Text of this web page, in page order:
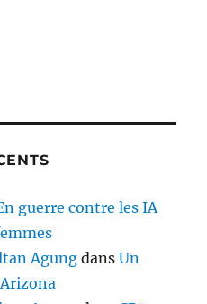
guerre contre les IA
Agung dansUn